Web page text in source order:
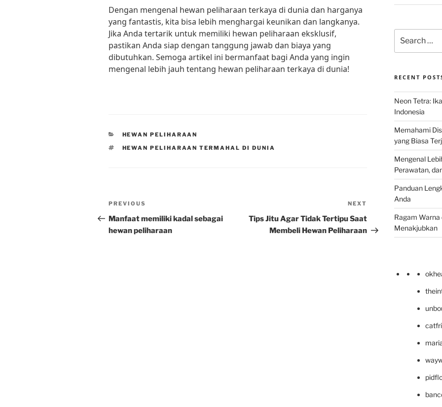
Dengan mengenal hewan peliharaan terkaya di dunia dan harganya
yang fantastis, kita bisa lebih menghargai keunikan dan langkanya.
Jika Anda tertarik untuk memiliki hewan peliharaan eksklusif,
pastikan Anda siap dengan tanggung jawab dan biaya yang
dibutuhkan. Semoga artikel ini bermanfaat bagi Anda yang ingin
mengenal lebih jauh tentang hewan peliharaan terkaya di dunia!
CATEGORIES
HEWAN PELIHARAAN
TAGS
HEWAN PELIHARAAN TERMAHAL DI DUNIA
Post
navigation
Previous
Post
PREVIOUS
Manfaat memiliki kadal sebagai
hewan peliharaan
Post
NEXT
Tips Jitu Agar Tidak Tertipu Saat
Membeli Hewan Peliharaan
for:
RECENT
Neon Tetra:
Indonesia
Memahami
yang Biasa
Mengenal
Perawatan,
Panduan
Anda
Ragam
Menakjubkan